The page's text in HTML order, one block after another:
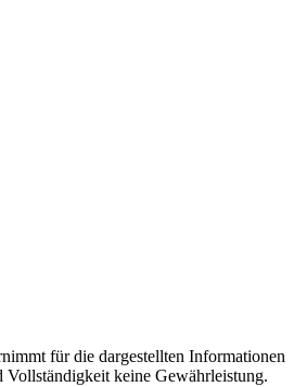
für die dargestellten Informationen
Vollständigkeit keine Gewährleistung.